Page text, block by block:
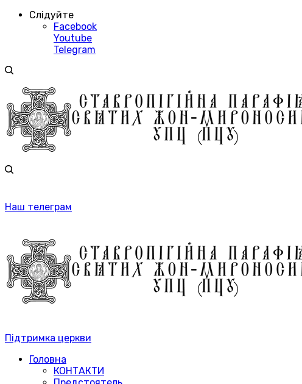
Слідуйте
Facebook
Youtube
Telegram
Наш телеграм
Підтримка церкви
Головна
КОНТАКТИ